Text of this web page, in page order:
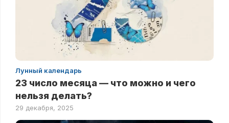
Лунный календарь
23 число месяца — что можно и чего
нельзя делать?
29 декабря, 2025